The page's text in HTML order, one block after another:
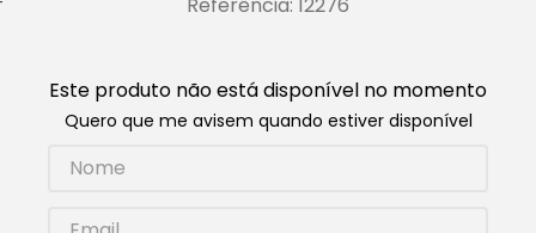
Este produto não está disponível no momento
Quero que me avisem quando estiver disponível